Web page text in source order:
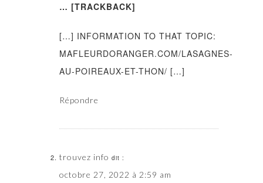
… [TRACKBACK]
[…] INFORMATION TO THAT TOPIC:
MAFLEURDORANGER.COM/LASAGNES-
AU-POIREAUX-ET-THON/ […]
Répondre
trouvez info dit :
octobre 27, 2022 à 2:59 am